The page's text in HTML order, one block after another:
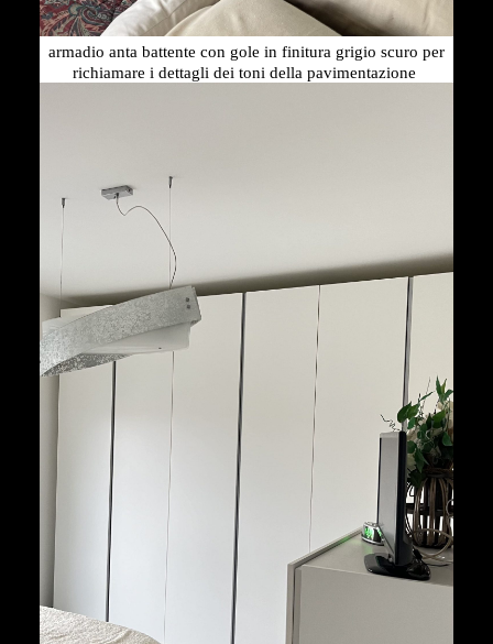
armadio anta battente con gole in finitura grigio scuro per
richiamare i dettagli dei toni della pavimentazione